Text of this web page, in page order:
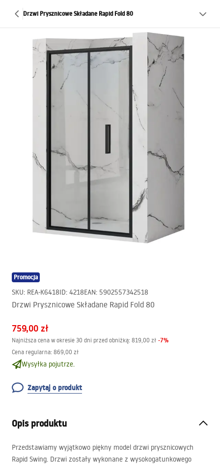
Drzwi Prysznicowe Składane Rapid Fold 80
Promocja
SKU: REA-K6418ID: 4218EAN: 5902557342518
Drzwi Prysznicowe Składane Rapid Fold 80
759,00 zł
Najniższa cena w okresie 30 dni przed obniżką: 819,00 zł -7%
Cena regularna: 869,00 zł
Wysyłka pojutrze.
Zapytaj o produkt
Opis produktu
Przedstawiamy wyjątkowo piękny model drzwi prysznicowych
Rapid Swing. Drzwi zostały wykonane z wysokogatunkowego